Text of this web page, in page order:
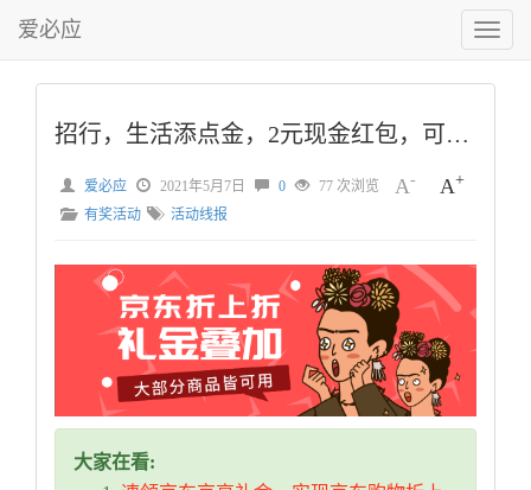
切
换
菜
爱必应
招行，生活添点金，2元现金红包，可以领了
A- A+
爱必应 2021年5月7日 0
77 次浏览
有奖活动
活动线报
大家在看: